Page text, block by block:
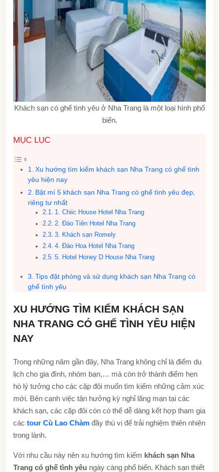
Khách sạn có ghế tình yêu ở Nha Trang là một loại hình phổ
biến.
MỤC LỤC
Xu hướng tìm kiếm khách sạn Nha Trang có ghế tình
yêu hiện nay
Bật mí 5 khách sạn Nha Trang có ghế tình yêu đẹp,
riêng tư nhất
1. Chiic House Hotel Nha Trang
2. Đào Tiên Hotel Nha Trang
3. Khách sạn Romely
4. Đào Hoa Hotel Nha Trang
5. Hotel Honey D House Nha Trang
Tips đặt phòng và sử dụng khách sạn Nha Trang có
ghế tình yêu
XU HƯỚNG TÌM KIẾM KHÁCH SẠN
NHA TRANG CÓ GHẾ TÌNH YÊU HIỆN
NAY
Trong những năm gần đây, Nha Trang không chỉ là điểm du
lịch cho gia đình, nhóm bạn,… mà còn trở thành điểm hẹn
hò lý tưởng cho các cặp đôi muốn tìm kiếm những cảm xúc
mới. Bên cạnh việc tận hưởng kỳ nghỉ lãng mạn tại các
khách sạn, các cặp đôi còn có thể dễ dàng kết hợp tham gia
các tour Cù Lao Chàm đầy thú vị để trải nghiệm thiên nhiên
trong lành.
Với nhu cầu này nên xu hướng tìm kiếm khách sạn Nha
Trang có ghế tình yêu ngày càng phổ biến. Khách sạn thiết